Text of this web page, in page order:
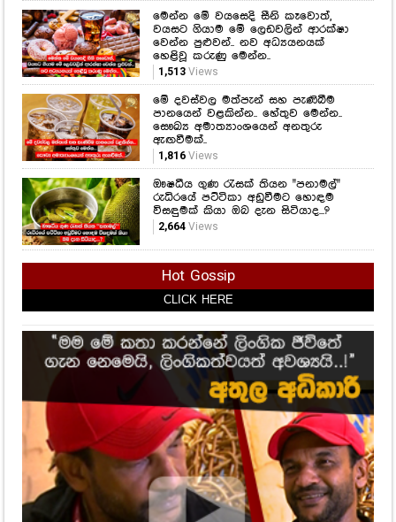
1,338Views
අධි රුධිර පීඩනය ඔබ හිතනවාට වඩා
හානිදායක විය හැකියි.. සිතිය යුතු
කාරණා කිහිපයක් ගැන ඇසෙන විශේෂ
කතාවක් මෙන්න..
1,945Views
මෙන්න මේ වයසෙදි සීනි කෑවොත්,
වයසට ගියාම මේ ලෙඩවලින් ආරක්ෂා
වෙන්න පුළුවන්.. නව අධ්‍යයනයක්
හෙළිවූ කරුණු මෙන්න..
1,513Views
මේ දවස්වල මත්පැන් සහ පැණිබීම
පානයෙන් වළකින්න.. හේතුව මෙන්න..
සෞඛ්‍ය අමාත්‍යාංශයෙන් අනතුරු
ඖෂධීය ගුණ රැසක් තියන "පනාමල්"
රුධිරයේ පට්ටිකා අඩුවීමට හොඳම
විසඳුමක් කියා ඔබ දැන සිටියාද...?
Hot Gossip
CLICK HERE